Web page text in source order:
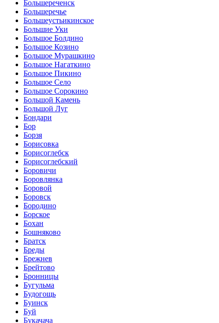
Большереченск
Большеречье
Большеустьикинское
Большие Уки
Большое Болдино
Большое Козино
Большое Мурашкино
Большое Нагаткино
Большое Пикино
Большое Село
Большое Сорокино
Большой Камень
Большой Луг
Бондари
Бор
Борзя
Борисовка
Борисоглебск
Борисоглебский
Боровичи
Боровлянка
Боровой
Боровск
Бородино
Борское
Бохан
Бошняково
Братск
Бреды
Брежнев
Брейтово
Бронницы
Бугульма
Будогощь
Буинск
Буй
Букачача